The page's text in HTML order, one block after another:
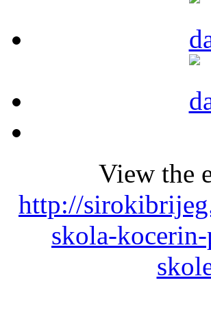
View the
http://
skola-